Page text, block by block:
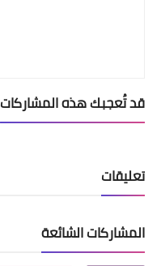
قد تُعجبك هذه المشاركات
تعليقات
المشاركات الشائعة